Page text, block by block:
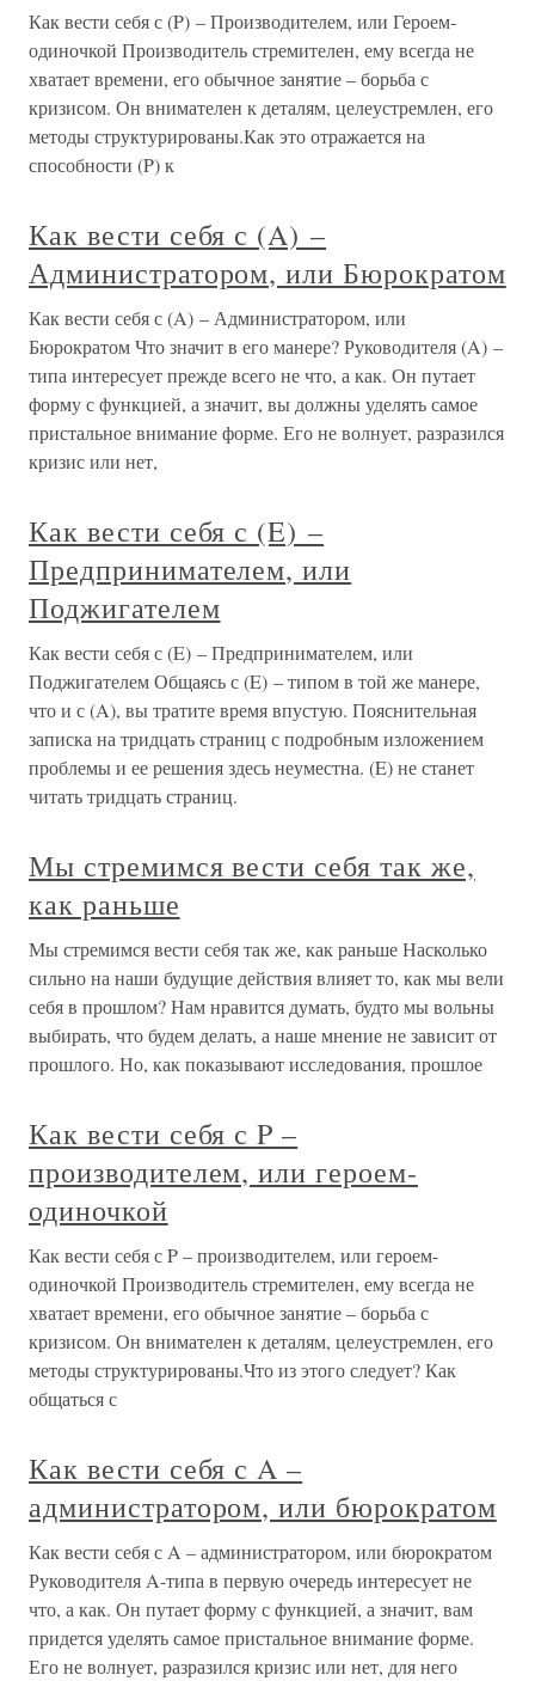
Как вести себя с (P) – Производителем, или Героем-
одиночкой Производитель стремителен, ему всегда не
хватает времени, его обычное занятие – борьба с
кризисом. Он внимателен к деталям, целеустремлен, его
методы структурированы.Как это отражается на
способности (P) к
Как вести себя с (A) –
Администратором, или Бюрократом
Как вести себя с (A) – Администратором, или
Бюрократом Что значит в его манере? Руководителя (A) –
типа интересует прежде всего не что, а как. Он путает
форму с функцией, а значит, вы должны уделять самое
пристальное внимание форме. Его не волнует, разразился
кризис или нет,
Как вести себя с (E) –
Предпринимателем, или
Поджигателем
Как вести себя с (E) – Предпринимателем, или
Поджигателем Общаясь с (E) – типом в той же манере,
что и с (A), вы тратите время впустую. Пояснительная
записка на тридцать страниц с подробным изложением
проблемы и ее решения здесь неуместна. (E) не станет
читать тридцать страниц.
Мы стремимся вести себя так же,
как раньше
Мы стремимся вести себя так же, как раньше Насколько
сильно на наши будущие действия влияет то, как мы вели
себя в прошлом? Нам нравится думать, будто мы вольны
выбирать, что будем делать, а наше мнение не зависит от
прошлого. Но, как показывают исследования, прошлое
Как вести себя с P –
производителем, или героем-
одиночкой
Как вести себя с P – производителем, или героем-
одиночкой Производитель стремителен, ему всегда не
хватает времени, его обычное занятие – борьба с
кризисом. Он внимателен к деталям, целеустремлен, его
методы структурированы.Что из этого следует? Как
общаться с
Как вести себя с A –
администратором, или бюрократом
Как вести себя с A – администратором, или бюрократом
Руководителя A-типа в первую очередь интересует не
что, а как. Он путает форму с функцией, а значит, вам
придется уделять самое пристальное внимание форме.
Его не волнует, разразился кризис или нет, для него